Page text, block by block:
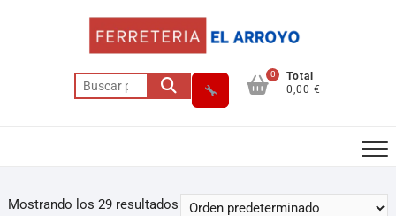
0
Total
0,00 €
Mostrando los 29 resultados